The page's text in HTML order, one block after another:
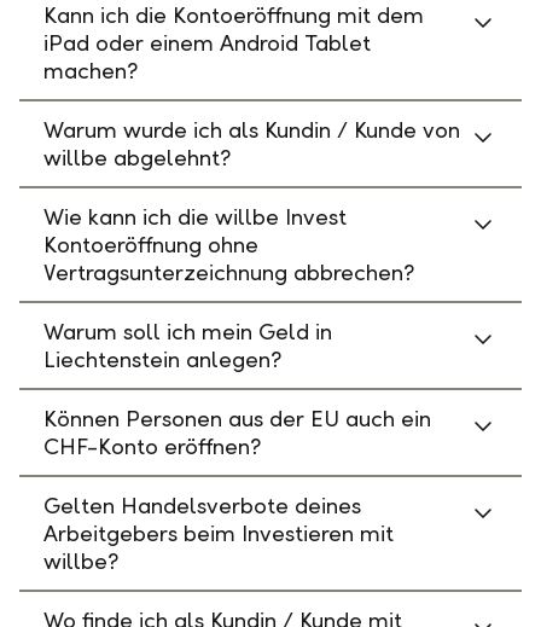
Kann ich die Kontoeröffnung mit dem
iPad oder einem Android Tablet
machen?
Warum wurde ich als Kundin / Kunde von
willbe abgelehnt?
Wie kann ich die willbe Invest
Kontoeröffnung ohne
Vertragsunterzeichnung abbrechen?
Warum soll ich mein Geld in
Liechtenstein anlegen?
Können Personen aus der EU auch ein
CHF-Konto eröffnen?
Gelten Handelsverbote deines
Arbeitgebers beim Investieren mit
willbe?
Wo finde ich als Kundin / Kunde mit